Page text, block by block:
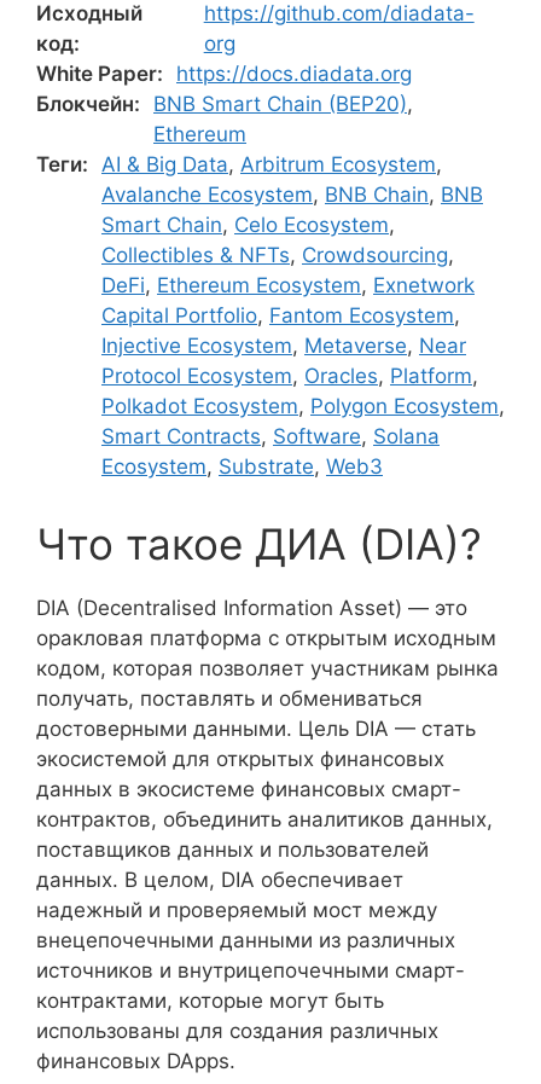
Исходный
код:
https://github.com/diadata-
org
White Paper:
https://docs.diadata.org
Блокчейн:
BNB Smart Chain (BEP20),
Ethereum
Теги: AI & Big Data, Arbitrum Ecosystem,
Avalanche Ecosystem, BNB Chain, BNB
Smart Chain, Celo Ecosystem,
Collectibles & NFTs, Crowdsourcing,
DeFi, Ethereum Ecosystem, Exnetwork
Capital Portfolio, Fantom Ecosystem,
Injective Ecosystem, Metaverse, Near
Protocol Ecosystem, Oracles, Platform,
Polkadot Ecosystem, Polygon Ecosystem,
Smart Contracts, Software, Solana
Ecosystem, Substrate, Web3
Что такое ДИА (DIA)?
DIA (Decentralised Information Asset) — это
оракловая платформа с открытым исходным
кодом, которая позволяет участникам рынка
получать, поставлять и обмениваться
достоверными данными. Цель DIA — стать
экосистемой для открытых финансовых
данных в экосистеме финансовых смарт-
контрактов, объединить аналитиков данных,
поставщиков данных и пользователей
данных. В целом, DIA обеспечивает
надежный и проверяемый мост между
внецепочечными данными из различных
источников и внутрицепочечными смарт-
контрактами, которые могут быть
использованы для создания различных
финансовых DApps.